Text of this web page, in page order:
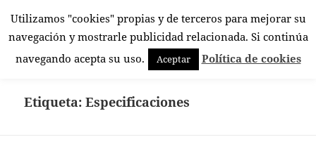
El Rincón Androide
MENÚ
Y
Etiqueta:Especificaciones
Utilizamos "cookies" propias y de terceros para mejorar su
navegación y mostrarle publicidad relacionada. Si continúa
navegando acepta su uso.
Aceptar Política de cookies